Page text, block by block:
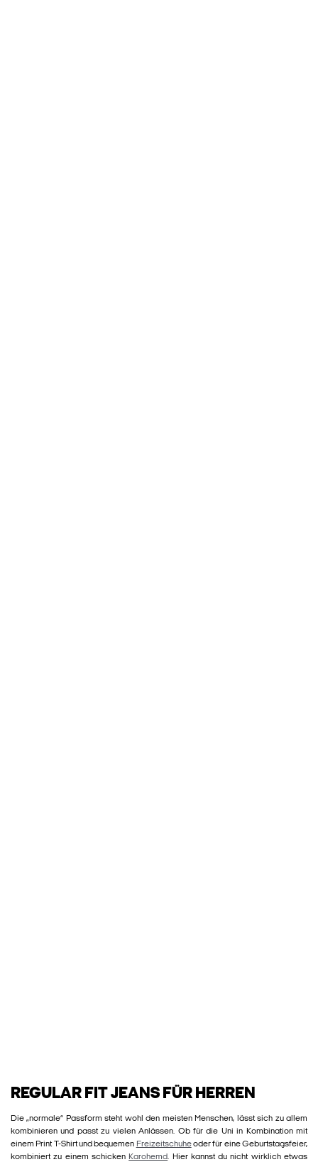
REGULAR FIT JEANS FÜR HERREN
Die „normale“ Passform steht wohl den meisten Menschen, lässt sich zu allem
kombinieren und passt zu vielen Anlässen. Ob für die Uni in Kombination mit
einem Print T-Shirt und bequemen Freizeitschuheoder für eine Geburtstagsfeier,
kombiniert zu einem schicken Karohemd. Hier kannst du nicht wirklich etwas